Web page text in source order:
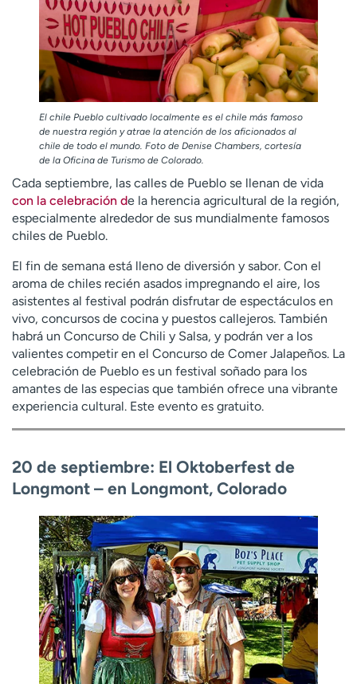
El chile Pueblo cultivado localmente es el chile más famoso
de nuestra región y atrae la atención de los aficionados al
chile de todo el mundo. Foto de Denise Chambers, cortesía
de la Oficina de Turismo de Colorado.
Cada septiembre, las calles de Pueblo se llenan de vida
con la celebración de la herencia agricultural de la región,
especialmente alrededor de sus mundialmente famosos
chiles de Pueblo.
El fin de semana está lleno de diversión y sabor. Con el
aroma de chiles recién asados impregnando el aire, los
asistentes al festival podrán disfrutar de espectáculos en
vivo, concursos de cocina y puestos callejeros. También
habrá un Concurso de Chili y Salsa, y podrán ver a los
valientes competir en el Concurso de Comer Jalapeños. La
celebración de Pueblo es un festival soñado para los
amantes de las especias que también ofrece una vibrante
experiencia cultural. Este evento es gratuito.
20 de septiembre: El Oktoberfest de
Longmont – en Longmont, Colorado